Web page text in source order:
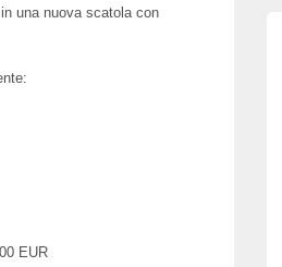
una nuova scatola con
EUR